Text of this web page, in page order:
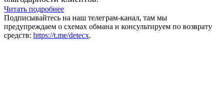
Читать подробнее
Подписывайтесь на наш телеграм-канал, там мы
предупреждаем о схемах обмана и консультируем по возврату
средств: https://t.me/detecx.